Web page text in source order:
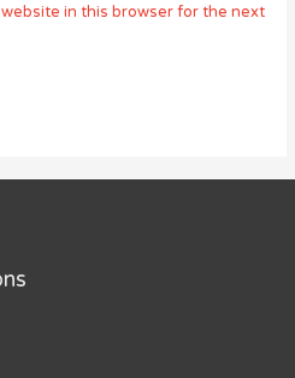
website in this browser for the next